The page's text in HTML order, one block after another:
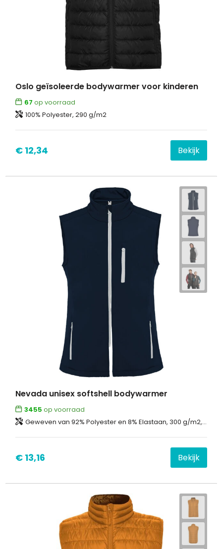
Oslo geïsoleerde bodywarmer voor kinderen
67 op voorraad
100% Polyester, 290 g/m2
€ 12,34 Bekijk
Nevada unisex softshell bodywarmer
3455 op voorraad
Geweven van 92% Polyester en 8% Elastaan, 300 g/m2, Bonding, Micro fleece van 100% Polyester
€ 13,16 Bekijk